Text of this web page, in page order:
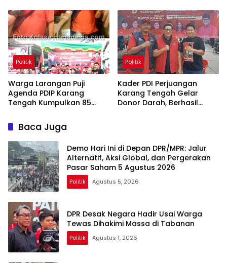
Politik
Warga Larangan Puji
Agenda PDIP Karang
Tengah Kumpulkan 85
Politik
Kader PDI Perjuangan
Karang Tengah Gelar
Donor Darah, Berhasil
Baca Juga
Demo Hari Ini di Depan DPR/MPR: Jalur
Alternatif, Aksi Global, dan Pergerakan
Pasar Saham 5 Agustus 2026
Politik Agustus 5, 2026
DPR Desak Negara Hadir Usai Warga
Tewas Dihakimi Massa di Tabanan
Politik Agustus 1, 2026